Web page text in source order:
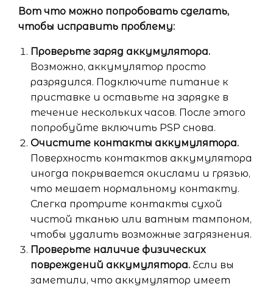
Вот что можно попробовать сделать,
чтобы исправить проблему:
Проверьте заряд аккумулятора.
Возможно, аккумулятор просто
разрядился. Подключите питание к
приставке и оставьте на зарядке в
течение нескольких часов. После этого
попробуйте включить PSP снова.
Очистите контакты аккумулятора.
Поверхность контактов аккумулятора
иногда покрывается окислами и грязью,
что мешает нормальному контакту.
Слегка протрите контакты сухой
чистой тканью или ватным тампоном,
чтобы удалить возможные загрязнения.
Проверьте наличие физических
повреждений аккумулятора. Если вы
заметили, что аккумулятор имеет